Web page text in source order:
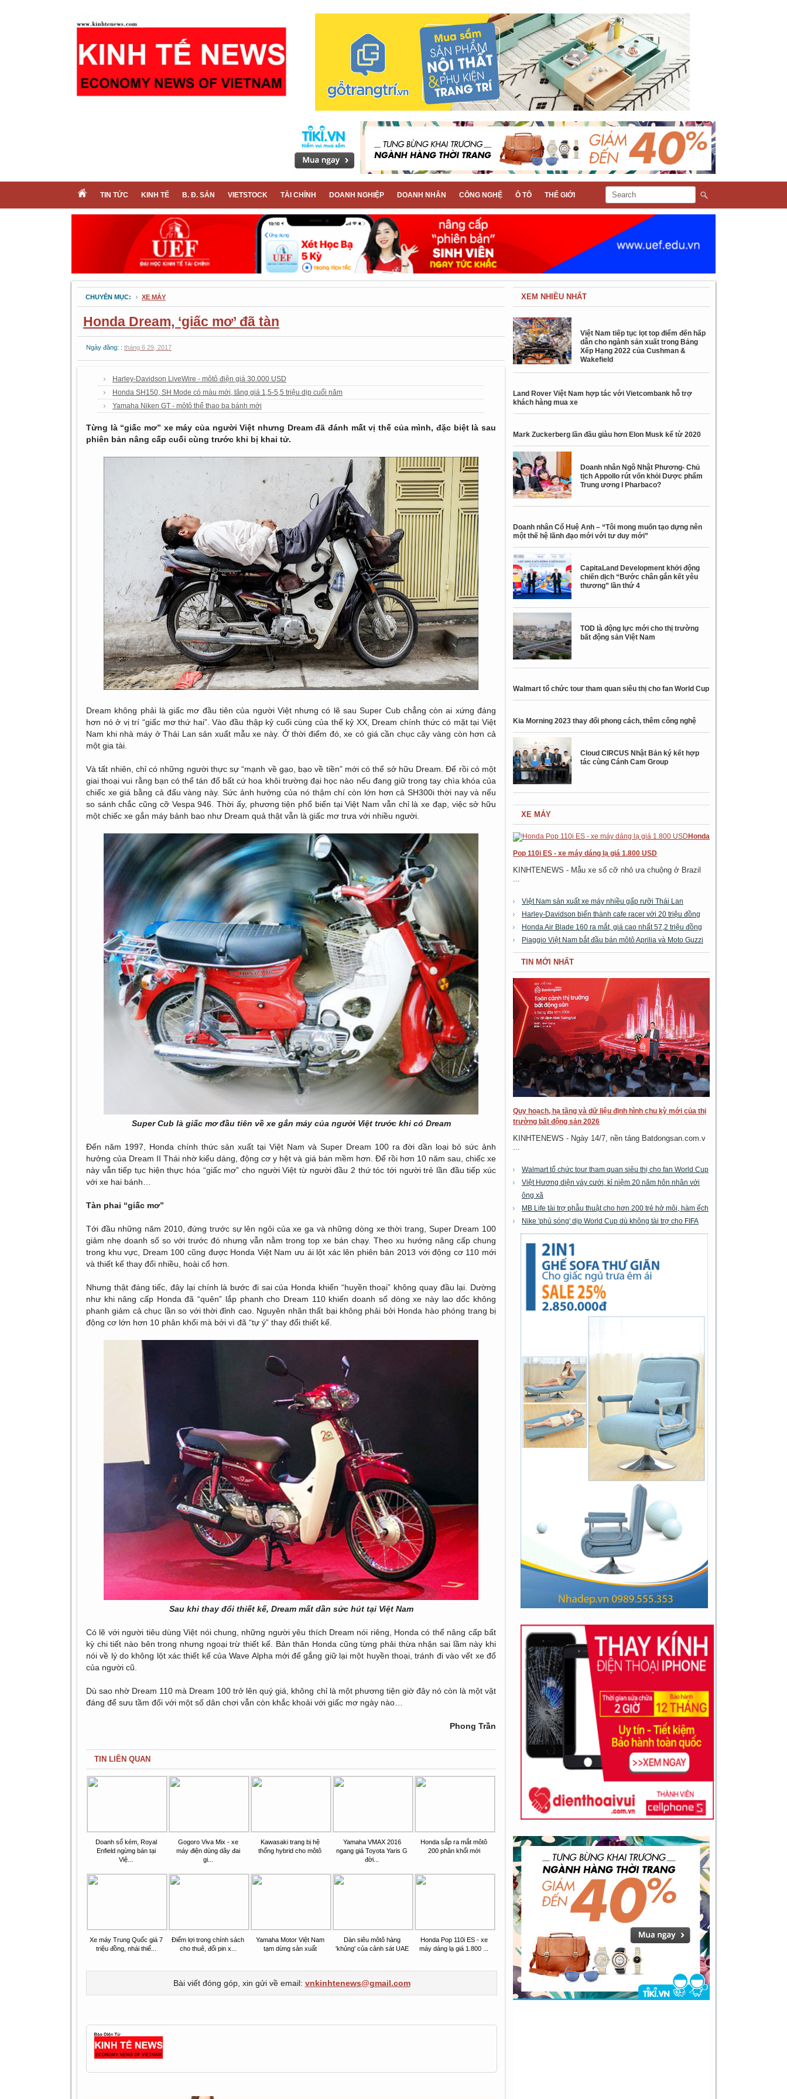
TIN TỨC KINH TẾ B. Đ. SẢN VIETSTOCK TÀI CHÍNH DOANH NGHIỆP DOANH NHÂN CÔNG NGHỆ Ô TÔ THẾ GIỚI
CHUYÊN MỤC: XE MÁY
Honda Dream, ‘giấc mơ’ đã tàn
Ngày đăng: : tháng 6 29, 2017
Harley-Davidson LiveWire - môtô điện giá 30.000 USD
Honda SH150, SH Mode có màu mới, tăng giá 1,5-5,5 triệu dịp cuối năm
Yamaha Niken GT - môtô thể thao ba bánh mới
Từng là “giấc mơ” xe máy của người Việt nhưng Dream đã đánh mất vị thế của mình, đặc biệt là sau
phiên bản nâng cấp cuối cùng trước khi bị khai tử.
Dream không phải là giấc mơ đầu tiên của người Việt nhưng có lẽ sau Super Cub chẳng còn ai xứng đáng
hơn nó ở vị trí “giấc mơ thứ hai”. Vào đầu thập kỷ cuối cùng của thế kỷ XX, Dream chính thức có mặt tại Việt
Nam khi nhà máy ở Thái Lan sản xuất mẫu xe này. Ở thời điểm đó, xe có giá cần chục cây vàng còn hơn cả
một gia tài.
Và tất nhiên, chỉ có những người thực sự “mạnh về gạo, bạo về tiền” mới có thể sở hữu Dream. Để rồi có một
giai thoại vui rằng bạn có thể tán đổ bất cứ hoa khôi trường đại học nào nếu đang giữ trong tay chìa khóa của
chiếc xe giá bằng cả đấu vàng này. Sức ảnh hưởng của nó thậm chí còn lớn hơn cả SH300i thời nay và nếu
so sánh chắc cũng cỡ Vespa 946. Thời ấy, phương tiện phổ biến tại Việt Nam vẫn chỉ là xe đạp, việc sở hữu
một chiếc xe gắn máy bảnh bao như Dream quả thật vẫn là giấc mơ trưa với nhiều người.
Super Cub là giấc mơ đầu tiên về xe gắn máy của người Việt trước khi có Dream
Đến năm 1997, Honda chính thức sản xuất tại Việt Nam và Super Dream 100 ra đời dần loại bỏ sức ảnh
hưởng của Dream II Thái nhờ kiểu dáng, động cơ y hệt và giá bán mềm hơn. Để rồi hơn 10 năm sau, chiếc xe
này vẫn tiếp tục hiện thực hóa “giấc mơ” cho người Việt từ người đầu 2 thứ tóc tới người trẻ lần đầu tiếp xúc
với xe hai bánh…
Tàn phai “giấc mơ”
Tới đầu những năm 2010, đứng trước sự lên ngôi của xe ga và những dòng xe thời trang, Super Dream 100
giảm nhẹ doanh số so với trước đó nhưng vẫn nằm trong top xe bán chạy. Theo xu hướng nâng cấp chung
trong khu vực, Dream 100 cũng được Honda Việt Nam ưu ái lột xác lên phiên bản 2013 với động cơ 110 mới
và thiết kế thay đổi nhiều, hoài cổ hơn.
Nhưng thật đáng tiếc, đây lại chính là bước đi sai của Honda khiến “huyền thoại” không quay đầu lại. Dường
như khi nâng cấp Honda đã “quên” lắp phanh cho Dream 110 khiến doanh số dòng xe này lao dốc không
phanh giảm cả chục lần so với thời đỉnh cao. Nguyên nhân thất bại không phải bởi Honda hào phóng trang bị
động cơ lớn hơn 10 phân khối mà bởi vì đã “tự ý” thay đổi thiết kế.
Sau khi thay đổi thiết kế, Dream mất dần sức hút tại Việt Nam
Có lẽ với người tiêu dùng Việt nói chung, những người yêu thích Dream nói riêng, Honda có thể nâng cấp bất
kỳ chi tiết nào bên trong nhưng ngoại trừ thiết kế. Bản thân Honda cũng từng phải thừa nhận sai lầm này khi
nói về lý do không lột xác thiết kế của Wave Alpha mới để gắng giữ lại một huyền thoại, tránh đi vào vết xe đổ
của người cũ.
Dù sao nhờ Dream 110 mà Dream 100 trở lên quý giá, không chỉ là một phương tiện giờ đây nó còn là một vật
đáng để sưu tầm đối với một số dân chơi vẫn còn khắc khoải với giấc mơ ngày nào…
Phong Trần
TIN LIÊN QUAN
Doanh số kém, Royal
Enfield ngừng bán tại
Việ...
Gogoro Viva Mix - xe
máy điện dùng dây đai
gi...
Kawasaki trang bị hệ
thống hybrid cho môtô
Yamaha VMAX 2016
ngang giá Toyota Yaris G
đời...
Honda sắp ra mắt môtô
200 phân khối mới
Xe máy Trung Quốc giá 7
triệu đồng, nhái thiế...
Điểm lợi trong chính sách
cho thuê, đổi pin x...
Yamaha Motor Việt Nam
tạm dừng sản xuất
Dàn siêu môtô hàng
'khủng' của cảnh sát UAE
Honda Pop 110i ES - xe
máy dáng lạ giá 1.800 ...
Bài viết đóng góp, xin gửi về email: vnkinhtenews@gmail.com
XEM NHIỀU NHẤT
Việt Nam tiếp tục lọt top điểm đến hấp
dẫn cho ngành sản xuất trong Bảng
Xếp Hạng 2022 của Cushman &
Wakefield
Land Rover Việt Nam hợp tác với Vietcombank hỗ trợ
khách hàng mua xe
Mark Zuckerberg lần đầu giàu hơn Elon Musk kể từ 2020
Doanh nhân Ngô Nhật Phương- Chủ
tịch Appollo rút vốn khỏi Dược phẩm
Trung ương I Pharbaco?
Doanh nhân Cổ Huệ Anh – “Tôi mong muốn tạo dựng nên
một thế hệ lãnh đạo mới với tư duy mới”
CapitaLand Development khởi động
chiến dịch “Bước chân gắn kết yêu
thương” lần thứ 4
TOD là động lực mới cho thị trường
bất động sản Việt Nam
Walmart tổ chức tour tham quan siêu thị cho fan World Cup
Kia Morning 2023 thay đổi phong cách, thêm công nghệ
Cloud CIRCUS Nhật Bản ký kết hợp
tác cùng Cánh Cam Group
XE MÁY
Honda
Pop 110i ES - xe máy dáng lạ giá 1.800 USD
KINHTENEWS - Mẫu xe số cỡ nhỏ ưa chuộng ở Brazil
Việt Nam sản xuất xe máy nhiều gấp rưỡi Thái Lan
Harley-Davidson biến thành cafe racer với 20 triệu đồng
Honda Air Blade 160 ra mắt, giá cao nhất 57,2 triệu đồng
Piaggio Việt Nam bắt đầu bán môtô Aprilia và Moto Guzzi
TIN MỚI NHẤT
Quy hoạch, hạ tầng và dữ liệu định hình chu kỳ mới của thị
trường bất động sản 2026
KINHTENEWS - Ngày 14/7, nền tảng Batdongsan.com.v
Walmart tổ chức tour tham quan siêu thị cho fan World Cup
Việt Hương diện váy cưới, kỉ niệm 20 năm hôn nhân với
ông xã
MB Life tài trợ phẫu thuật cho hơn 200 trẻ hở môi, hàm ếch
Nike 'phủ sóng' dịp World Cup dù không tài trợ cho FIFA